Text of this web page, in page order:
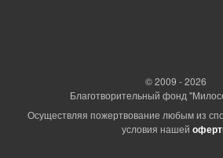
© 2009 - 2026
Благотворительный фонд
Осуществляя пожертвование любым из
условия нашей